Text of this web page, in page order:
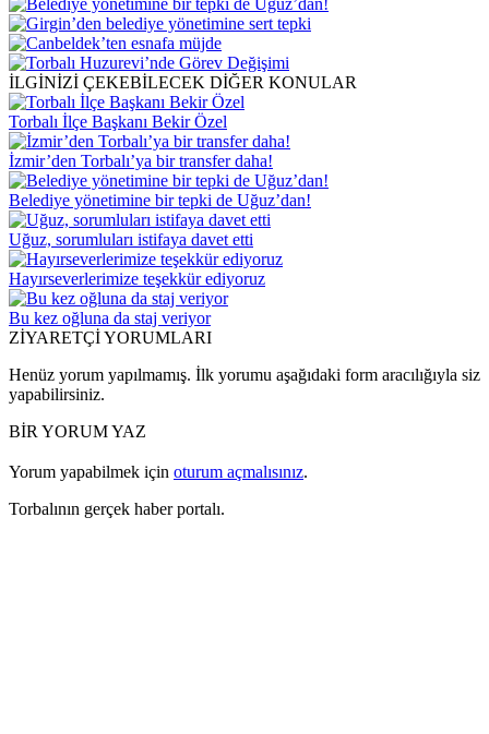
İLGİNİZİ ÇEKEBİLECEK DİĞER KONULAR
Torbalı İlçe Başkanı Bekir Özel
İzmir’den Torbalı’ya bir transfer daha!
Belediye yönetimine bir tepki de Uğuz’dan!
Uğuz, sorumluları istifaya davet etti
Hayırseverlerimize teşekkür ediyoruz
Bu kez oğluna da staj veriyor
ZİYARETÇİ YORUMLARI
Henüz yorum yapılmamış. İlk yorumu aşağıdaki form aracılığıyla siz
yapabilirsiniz.
BİR YORUM YAZ
Yorum yapabilmek için oturum açmalısınız.
Torbalının gerçek haber portalı.